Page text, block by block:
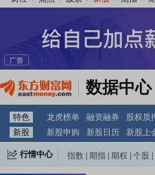
数据中心
特色 龙虎榜单 融资融券 股权质
新股
新股申购 新股日历 新股上
行情中心 指数 期指 期权 个股